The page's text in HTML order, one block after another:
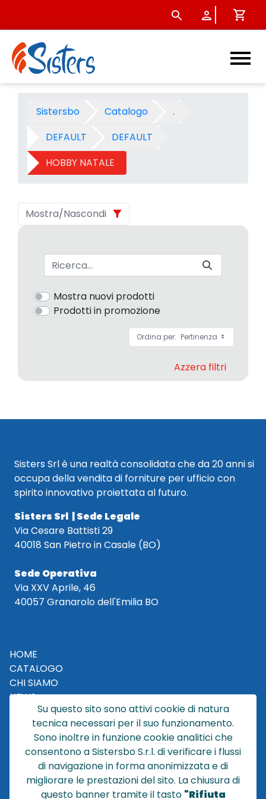
HOBBY NATALE 2004 -
Sistersbo Catalogo
.
DEFAULT
DEFAULT
HOBBY NATALE
Mostra/Nascondi
Barra di ricerca
Mostra nuovi prodotti
Prodotti in promozione
Ordina per: Pertinenza
Azzera filtri
Sisters Srl è una realtà consolidata che da 20 anni si
occupa della vendita di forniture per ufficio con
spirito innovativo proiettata al futuro.
Sisters Srl | Sede Legale
Via Cesare Battisti 29
40018 San Pietro in Casale (BO)
Sede Operativa
Via XXV Aprile, 46
40057 Granarolo dell'Emilia BO
HOME
CATALOGO
CHI SIAMO
NEWS
CONTATTACI
CONDIZIONI DI VENDITA
POLICY PRIVACY
NOTE LEGALI
Cookie
Su questo sito sono attivi cookie di natura
tecnica necessari per il suo funzionamento.
Sono inoltre in funzione cookie analitici che
consentono a Sistersbo S.r.l. di verificare i flussi
di navigazione in forma anonimizzata e di
migliorare le prestazioni del sito. La chiusura di
questo banner tramite il tasto "Rifiuta